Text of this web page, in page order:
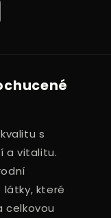
s
a vitalitu.
které
celkovou